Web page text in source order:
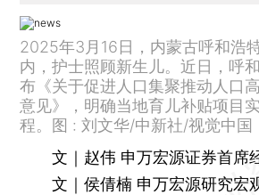
2025年3月16日，内蒙古呼和浩
内，护士照顾新生儿。近日，呼
布《关于促进人口集聚推动人口
意见》，明确当地育儿补贴项目
程。图 : 刘文华/中新社/视觉中国
文｜赵伟 申万宏源证券首席
文｜侯倩楠 申万宏源研究宏